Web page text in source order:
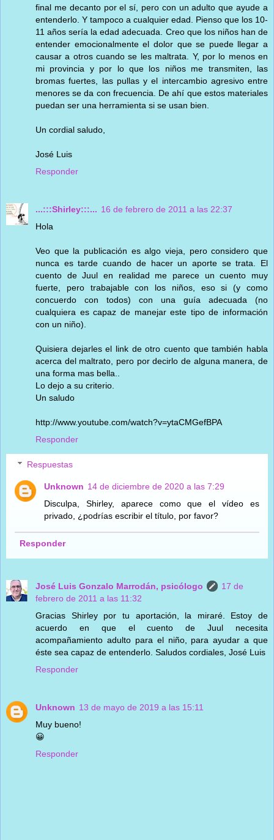
final me decanto por el sí, pero con un adulto que ayude a
entenderlo. Y tampoco a cualquier edad. Pienso que los 10-
11 años sería la edad adecuada. Creo que los niños han de
entender emocionalmente el dolor que se puede llegar a
causar a otros cuando se les maltrata. Y, por lo menos en
mi provincia y por lo que los niños me transmiten, las
bromas fuertes, las pullas y el intercambio agresivo entre
menores se da con frecuencia. De ahí que estos materiales
puedan ser una herramienta si se usan bien.
Un cordial saludo,
José Luis
Responder
...:::Shirley:::... 16 de febrero de 2011 a las 22:37
Hola
Veo que la publicación es algo vieja, pero considero que
nunca es tarde cuando de hacer un aporte se trata. El
cuento de Juul en realidad me parece un cuento muy
fuerte, pero trabajable con los niños, eso si (y como
concuerdo con todos) con una guía adecuada (no
cualquiera es capaz de manejar este tipo de información
con un niño).
Quisiera dejarles el link de otro cuento que también habla
acerca del maltrato, pero por decirlo de alguna manera, de
una forma mas bella..
Lo dejo a su criterio.
Un saludo
http://www.youtube.com/watch?v=ytaCMGefBPA
Responder
Respuestas
Unknown 14 de diciembre de 2020 a las 7:29
Disculpa, Shirley, aparece como que el vídeo es
privado, ¿podrías escribir el título, por favor?
Responder
José Luis Gonzalo Marrodán, psicólogo
17 de
febrero de 2011 a las 11:32
Gracias Shirley por tu aportación, la miraré. Estoy de
acuerdo en que el cuento de Juul necesita
acompañamiento adulto para el niño, para ayudar a que
éste sea capaz de entenderlo. Saludos cordiales, José Luis
Responder
Unknown 13 de mayo de 2019 a las 15:11
Muy bueno!
😀
Responder